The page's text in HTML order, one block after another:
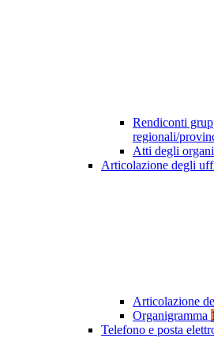
Rendiconti
regionali/
Atti degli
Articolazione degli
Articolazione
Organigramma 1
Telefono e posta